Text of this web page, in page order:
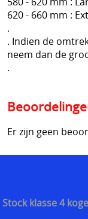
Veelgestelde
Stock klasse 4
620 - 660 mm :
.
. Indien de
neem dan de
.
Er zijn geen